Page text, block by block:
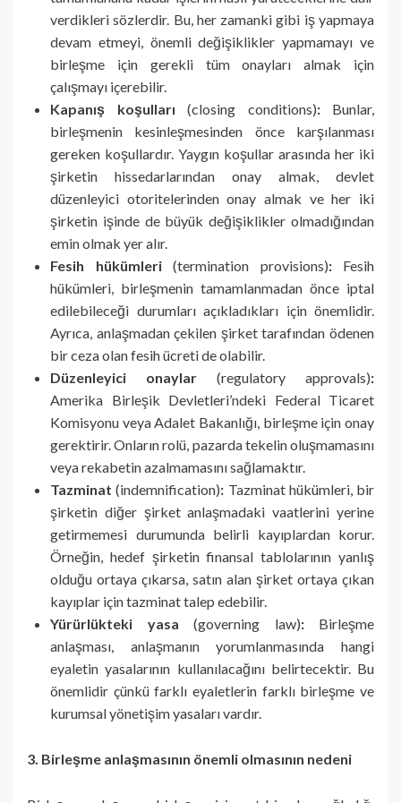
verdikleri sözlerdir. Bu, her zamanki gibi iş yapmaya
devam etmeyi, önemli değişiklikler yapmamayı ve
birleşme için gerekli tüm onayları almak için
çalışmayı içerebilir.
Kapanış koşulları (closing conditions):Bunlar,
birleşmenin kesinleşmesinden önce karşılanması
gereken koşullardır. Yaygın koşullar arasında her iki
şirketin hissedarlarından onay almak, devlet
düzenleyici otoritelerinden onay almak ve her iki
şirketin işinde de büyük değişiklikler olmadığından
emin olmak yer alır.
Fesih hükümleri (termination provisions):Fesih
hükümleri, birleşmenin tamamlanmadan önce iptal
edilebileceği durumları açıkladıkları için önemlidir.
Ayrıca, anlaşmadan çekilen şirket tarafından ödenen
bir ceza olan fesih ücreti de olabilir.
Düzenleyici onaylar (regulatory approvals):
Amerika Birleşik Devletleri’ndeki Federal Ticaret
Komisyonu veya Adalet Bakanlığı, birleşme için onay
gerektirir. Onların rolü, pazarda tekelin oluşmamasını
veya rekabetin azalmamasını sağlamaktır.
Tazminat(indemnification): Tazminat hükümleri, bir
şirketin diğer şirket anlaşmadaki vaatlerini yerine
getirmemesi durumunda belirli kayıplardan korur.
Örneğin, hedef şirketin finansal tablolarının yanlış
olduğu ortaya çıkarsa, satın alan şirket ortaya çıkan
kayıplar için tazminat talep edebilir.
Yürürlükteki yasa (governing law):Birleşme
anlaşması, anlaşmanın yorumlanmasında hangi
eyaletin yasalarının kullanılacağını belirtecektir. Bu
önemlidir çünkü farklı eyaletlerin farklı birleşme ve
kurumsal yönetişim yasaları vardır.
3. Birleşme anlaşmasının önemli olmasının nedeni